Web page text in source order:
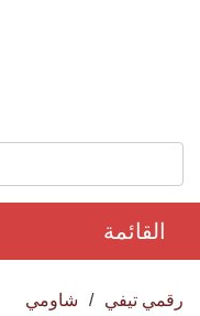
القائمة
رقمي تيفي
شاومي